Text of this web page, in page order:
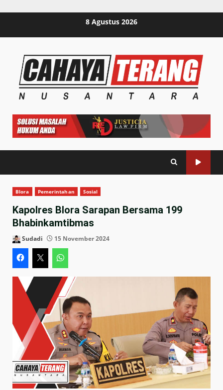
8 Agustus 2026
Blora Pemerintahan Sosial
Kapolres Blora Sarapan Bersama 199
Bhabinkamtibmas
Sudadi 15 November 2024